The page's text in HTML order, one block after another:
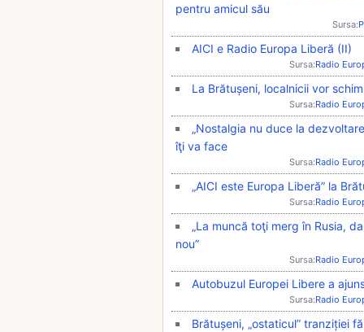
pentru amicul său
Sursa:
AICI e Radio Europa Liberă (II)
Sursa:Radio
La Brătușeni, localnicii vor
Sursa:Radio
„Nostalgia nu duce la
îţi va face
Sursa:Radio
„AICI este Europa Liberă” la
Sursa:Radio
„La muncă toţi merg în Rusia,
nou”
Sursa:Radio
Autobuzul Europei Libere a
Sursa:Radio
Brătușeni, „ostaticul” tranziției